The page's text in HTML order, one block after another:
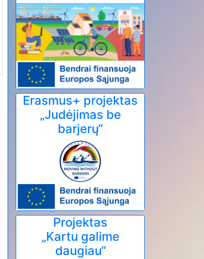
Erasmus+ projektas
„Judėjimas be
barjerų“
Projektas
„Kartu galime
daugiau“